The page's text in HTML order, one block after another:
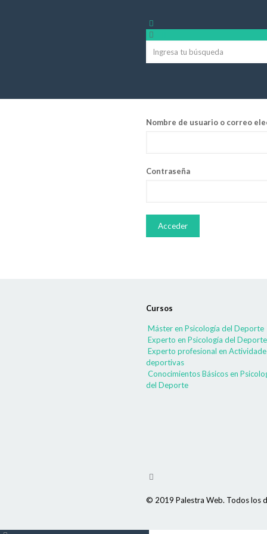
Nombre de usuario o correo
Contraseña
Cursos
Máster en Psicología del Deporte
Experto en Psicología del Deporte
Experto profesional en
deportivas
Conocimientos Básicos en
del Deporte
© 2019 Palestra Web. Todos los